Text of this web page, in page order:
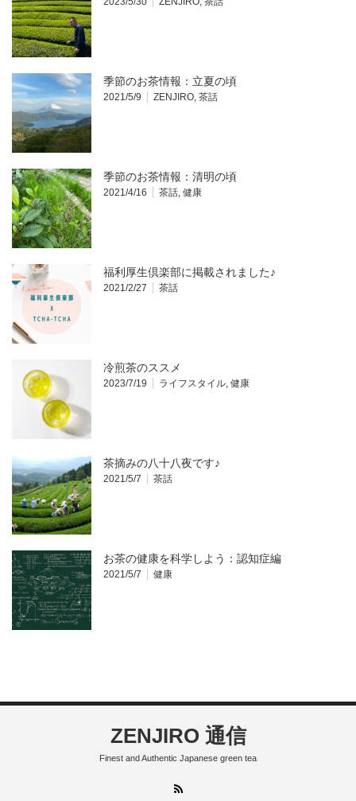
季節のお茶情報：立夏の頃
2021/5/9 ZENJIRO 茶話
季節のお茶情報：清明の頃
2021/4/16 茶話 健康
福利厚生倶楽部に掲載されました♪
2021/2/27 茶話
冷煎茶のススメ
2023/7/19 ライフスタイル 健康
茶摘みの八十八夜です♪
2021/5/7 茶話
お茶の健康を科学しよう：認知症編
2021/5/7 健康
ZENJIRO 通信
Finest and Authentic Japanese green tea